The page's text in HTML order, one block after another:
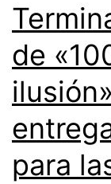
de
para